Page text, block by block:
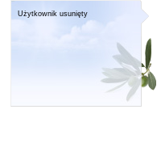
Użytkownik usunięty